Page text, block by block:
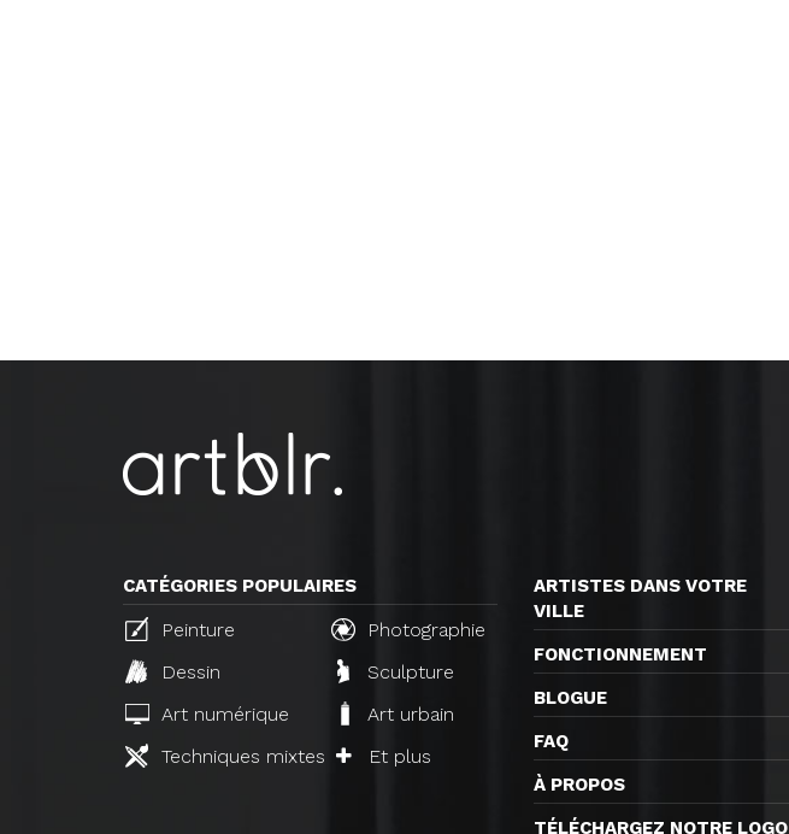
CATÉGORIES POPULAIRES
Peinture
Photographie
Dessin
Sculpture
Art numérique
Art urbain
Techniques mixtes
Et plus
ARTISTES DANS VOTRE
VILLE
FONCTIONNEMENT
BLOGUE
FAQ
À PROPOS
TÉLÉCHARGEZ NOTRE LOGO